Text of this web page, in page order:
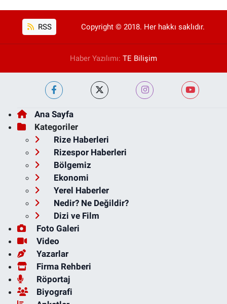
RSS Copyright © 2018. Her hakkı saklıdır.
Haber Yazılımı: TE Bilişim
Ana Sayfa
Kategoriler
Rize Haberleri
Rizespor Haberleri
Bölgemiz
Ekonomi
Yerel Haberler
Nedir? Ne Değildir?
Dizi ve Film
Foto Galeri
Video
Yazarlar
Firma Rehberi
Röportaj
Biyografi